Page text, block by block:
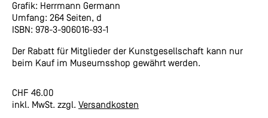
Grafik: Herrmann Germann
Umfang: 264 Seiten, d
ISBN: 978-3-906016-93-1
Der Rabatt für Mitglieder der Kunstgesellschaft kann nur
beim Kauf im Museumsshop gewährt werden.
CHF 46.00
inkl. MwSt. zzgl. Versandkosten